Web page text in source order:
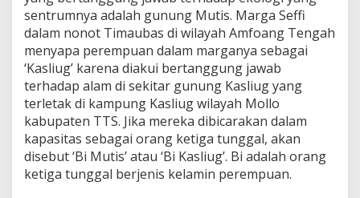
sentrumnya adalah gunung Mutis. Marga Seffi
dalam nonot Timaubas di wilayah Amfoang Tengah
menyapa perempuan dalam marganya sebagai
‘Kasliug’ karena diakui bertanggung jawab
terhadap alam di sekitar gunung Kasliug yang
terletak di kampung Kasliug wilayah Mollo
kabupaten TTS. Jika mereka dibicarakan dalam
kapasitas sebagai orang ketiga tunggal, akan
disebut ‘Bi Mutis’ atau ‘Bi Kasliug’. Bi adalah orang
ketiga tunggal berjenis kelamin perempuan.